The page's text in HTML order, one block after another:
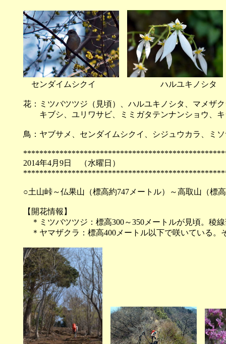
センダイムシクイ ハルユキノシ
花：ミツバツツジ（見頃）、ハルユキノシタ、マメザ
キブシ、ユリワサビ、ミミガタテンナンショウ、
鳥：ヤブサメ、センダイムシクイ、シジュウカラ、ミ
2014年4月9日 （水
○土山峠～仏果山（標高約747メートル）～高取山（標
【開花情報】
＊ミツバツツジ：標高300～350メートルが見頃。稜
＊ヤマザクラ：標高400メートル以下で咲いている。